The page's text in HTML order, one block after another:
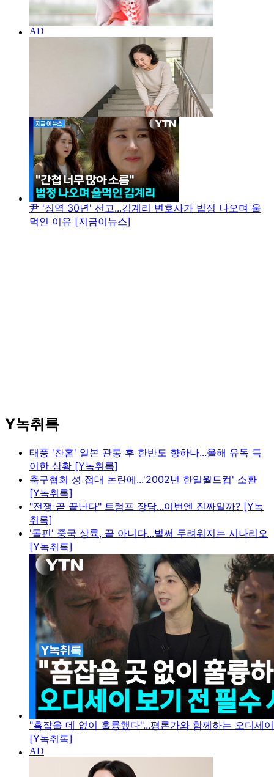
尹 '징역 30년' 선고...김계리 변호사가 법정 나오며 울
먹인 이유 [지금이뉴스]
Y녹취록
태풍 '찬홈' 일본 관통 후 한반도 향하나...올해 유독 특
이한 상황 [Y녹취록]
축구협회 성 접대 논란에...'2002년 한일월드컵' 소환
[Y녹취록]
"전쟁 곧 끝난다" 트럼프 장담...이번엔 진짜일까? [Y녹
취록]
'돌핀' 중국 상륙, 끝 아니다...벌써 두려워지는 시나리오
[Y녹취록]
"흠잡을 데 없이 훌륭했다"...평론가와 함께하는 오디세
[Y녹취록]